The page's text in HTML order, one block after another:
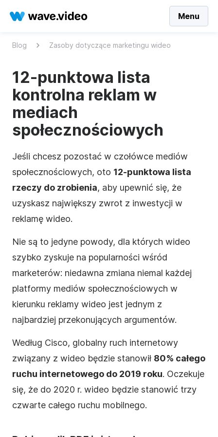
Menu
Blog Zasoby dotyczące marketingu wideo
12-punktowa lista
kontrolna reklam w
mediach
społecznościowych
Według Cisco, globalny ruch internetowy
związany z wideo będzie stanowił 80% całego
ruchu internetowego do 2019 roku. Oczekuje
się, że do 2020 r. wideo będzie stanowić trzy
czwarte całego ruchu mobilnego.
Nie są to jedyne powody, dla których wideo
szybko zyskuje na popularności wśród
marketerów: niedawna zmiana niemal każdej
platformy mediów społecznościowych w
kierunku reklamy wideo jest jednym z
najbardziej przekonujących argumentów.
Jeśli chcesz pozostać w czołówce mediów
społecznościowych, oto 12-punktowa lista
rzeczy do zrobienia, aby upewnić się, że
uzyskasz największy zwrot z inwestycji w
reklamę wideo.